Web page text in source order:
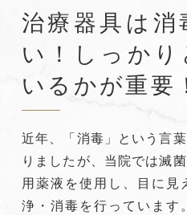
治療器具は消
い！しっかり
いるかが重要
近年、「消毒」という言
りましたが、当院では滅
用薬液を使用し、目に見
浄・消毒を行っています